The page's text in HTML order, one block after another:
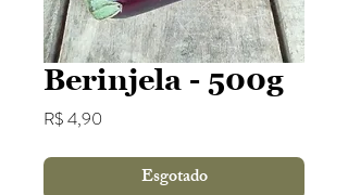
Berinjela - 500g
R$ 4,90
Esgotado